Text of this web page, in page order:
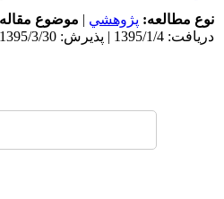
نوع مطالعه: پژوهشي | موضوع
دریافت: 1395/1/4 | پذیرش: 1395/3/30